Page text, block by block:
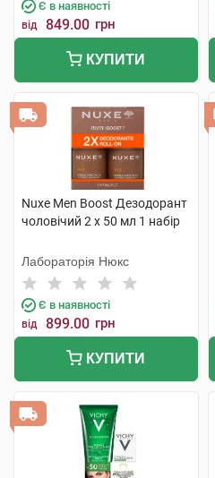
Є в наявності
від 849.00 грн
КУПИТИ
Nuxe Men Boost Дезодорант
чоловічий 2 х 50 мл 1 набір
Лабораторія Нюкс
Є в наявності
від 899.00 грн
КУПИТИ